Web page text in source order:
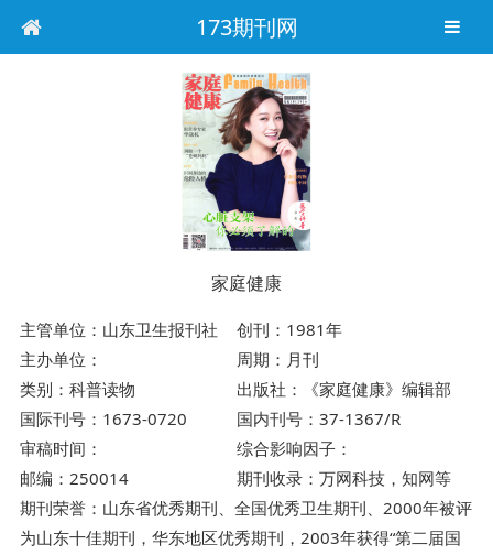
173期刊网
家庭健康
主管单位：山东卫生报刊社
创刊：1981年
主办单位：
周期：月刊
类别：科普读物
出版社：《家庭健康》编辑部
国际刊号：1673-0720
国内刊号：37-1367/R
审稿时间：
综合影响因子：
邮编：250014
期刊收录：万网科技，知网等
期刊荣誉：山东省优秀期刊、全国优秀卫生期刊、2000年被评
为山东十佳期刊，华东地区优秀期刊，2003年获得“第二届国